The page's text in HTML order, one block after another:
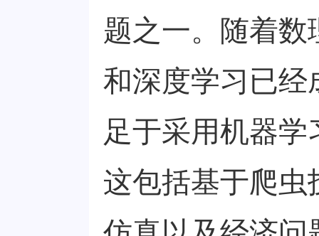
题之一。随着
和深度学习已经
足于采用机器
这包括基于爬